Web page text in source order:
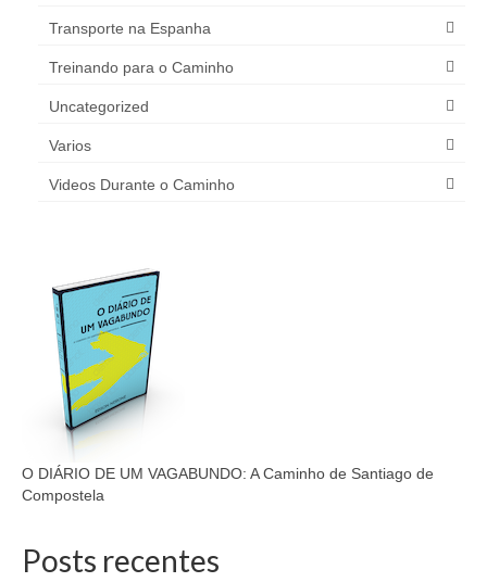
Transporte na Espanha
Treinando para o Caminho
Uncategorized
Varios
Videos Durante o Caminho
O DIÁRIO DE UM VAGABUNDO: A Caminho de Santiago de
Compostela
Posts recentes